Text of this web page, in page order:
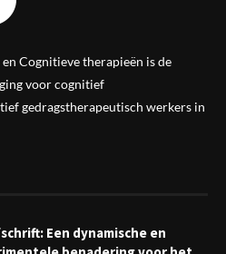
Cognitieve therapieën is de
voor cognitief
gedragstherapeutisch werkers in
Een dynamische en